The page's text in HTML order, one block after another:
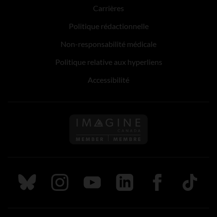
Carrières
Politique rédactionnelle
Non-responsabilité médicale
Politique relative aux hyperliens
Accessibilité
Suivez nous sur Bluesky
Suivez nous sur Instagram
Suivez nous sur Youtube
Suivez nous sur LinkedIn
Suivez nous sur
TikTok